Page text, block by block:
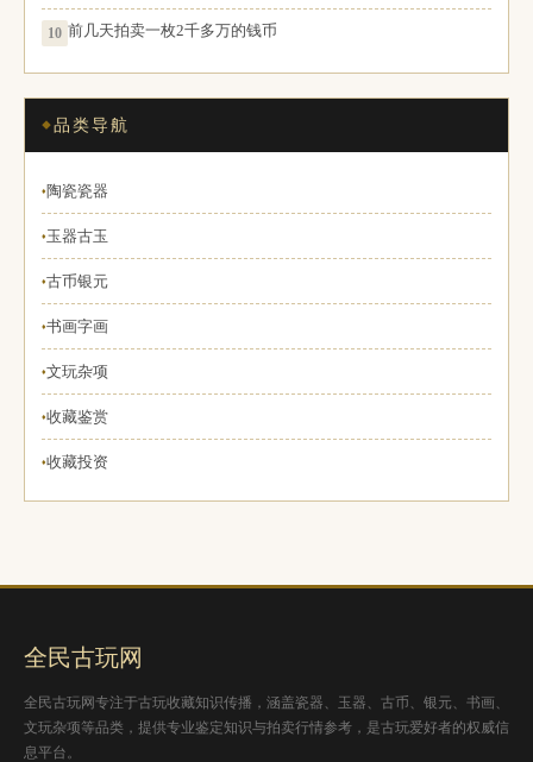
10 前几天拍卖一枚2千多万的钱币
品类导航
♦ 陶瓷瓷器
♦ 玉器古玉
♦古币银元
♦书画字画
♦文玩杂项
♦收藏鉴赏
♦收藏投资
全民古玩网
全民古玩网专注于古玩收藏知识传播，涵盖瓷器、玉器、古币、银元、书画、
文玩杂项等品类，提供专业鉴定知识与拍卖行情参考，是古玩爱好者的权威信
息平台。